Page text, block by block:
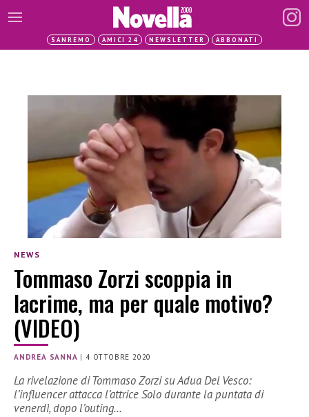
SANREMO AMICI 24 NEWSLETTER ABBONATI
NEWS
Tommaso Zorzi scoppia in
lacrime, ma per quale motivo?
(VIDEO)
ANDREA SANNA |4 OTTOBRE 2020
La rivelazione di Tommaso Zorzi su Adua Del Vesco:
l’influencer attacca l’attrice Solo durante la puntata di
venerdì, dopo l’outing…